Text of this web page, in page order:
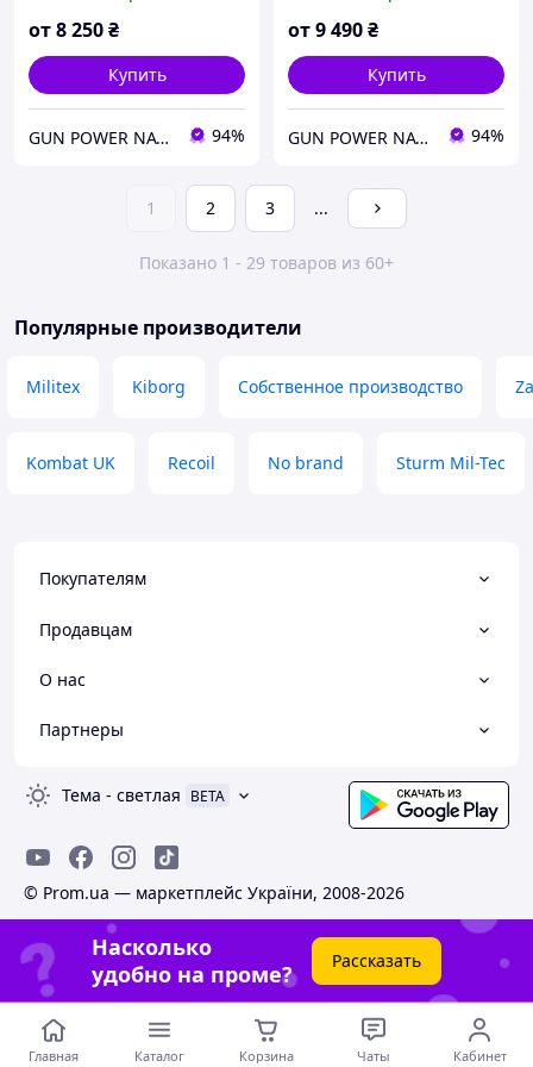
кріплення Пікатінні для
от8 250₴
Купить
GUN POWER NATION 94%
кріплення для АК
от9 490₴
Купить
GUN POWER NATION 94%
1 2 3 ...
Показано 1 - 29 товаров из 60+
Популярные производители
Militex Kiborg Собственное производство
Kombat UK Recoil No brand Sturm Mil-Tec
Покупателям
Продавцам
О нас
Партнеры
Тема - светлая BETA
© Prom.ua — маркетплейс України, 2008-2026
Насколько
удобно на проме?
Рассказать
Главная Каталог Корзина Чаты Кабинет